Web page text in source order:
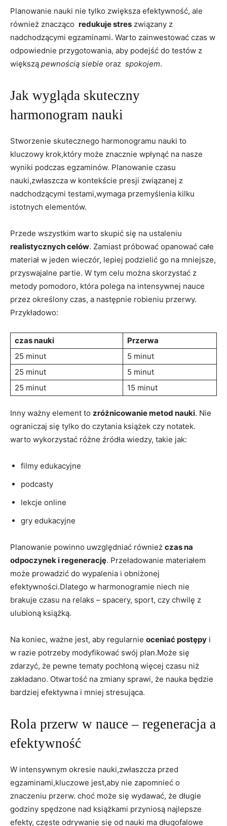
Planowanie⁢ nauki nie tylko zwiększa efektywność, ale
również znacząco ⁢ redukuje stres związany z
nadchodzącymi egzaminami. Warto zainwestować czas w
odpowiednie przygotowania, aby podejść do testów z
większą pewnością​ siebie oraz ⁣ spokojem.
Jak wygląda skuteczny
harmonogram nauki
Stworzenie skutecznego ⁤harmonogramu nauki to
kluczowy krok,który może znacznie wpłynąć na nasze
wyniki podczas egzaminów.​ Planowanie⁤ czasu
nauki,zwłaszcza w kontekście presji związanej z
nadchodzącymi testami,wymaga przemyślenia kilku
istotnych elementów.
Przede ​wszystkim‌ warto skupić się na ustaleniu
realistycznych‍ celów. ⁤Zamiast próbować opanować całe
materiał w jeden wieczór, lepiej podzielić go na mniejsze,
przyswajalne partie.​ W tym celu można skorzystać z
metody pomodoro, która polega na intensywnej nauce
przez określony czas, a‌ następnie⁤ robieniu​ przerwy.
Przykładowo:
czas nauki
Przerwa
25 minut
5 minut
25 minut
5 minut
25 minut
15 minut
Inny ważny ‌element to‍ zróżnicowanie metod nauki. Nie​
ograniczaj się tylko do czytania książek czy notatek.‌
warto wykorzystać różne źródła wiedzy, takie‌ jak:
filmy edukacyjne
podcasty
lekcje online
gry edukacyjne
Planowanie powinno uwzględniać ​również czas na
odpoczynek ‍i ⁤regenerację. Przeładowanie ‍materiałem
może prowadzić do ‌wypalenia i obniżonej
efektywności.Dlatego w harmonogramie niech nie
brakuje czasu na relaks –⁤ spacery,⁤ sport, czy chwilę z
ulubioną książką.
Na koniec, ważne jest, aby regularnie oceniać postępy i ​
w razie ⁢potrzeby modyfikować swój plan.Może się​
zdarzyć, że pewne tematy pochłoną ⁢więcej czasu niż
zakładano.⁢ Otwartość na zmiany sprawi, że nauka będzie
bardziej efektywna i mniej stresująca.
Rola przerw w⁤ nauce – regeneracja‌ a
efektywność
W‌ intensywnym okresie nauki,zwłaszcza ⁣przed
egzaminami,kluczowe jest,aby nie zapomnieć o
znaczeniu przerw.⁤ choć może się wydawać, że długie⁣
godziny⁤ spędzone nad książkami przyniosą ⁤najlepsze
efekty, częste ⁣odrywanie się od nauki ⁣ma⁢ długofalowe